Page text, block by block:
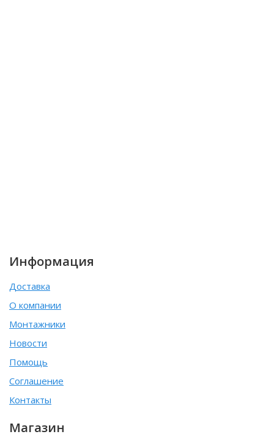
Информация
Доставка
О компании
Монтажники
Новости
Помощь
Соглашение
Контакты
Магазин